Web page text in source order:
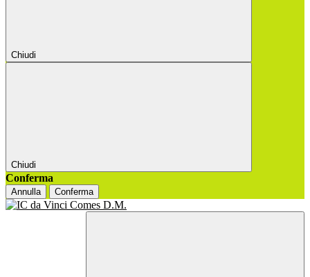
Chiudi
Chiudi
Conferma
Annulla Conferma